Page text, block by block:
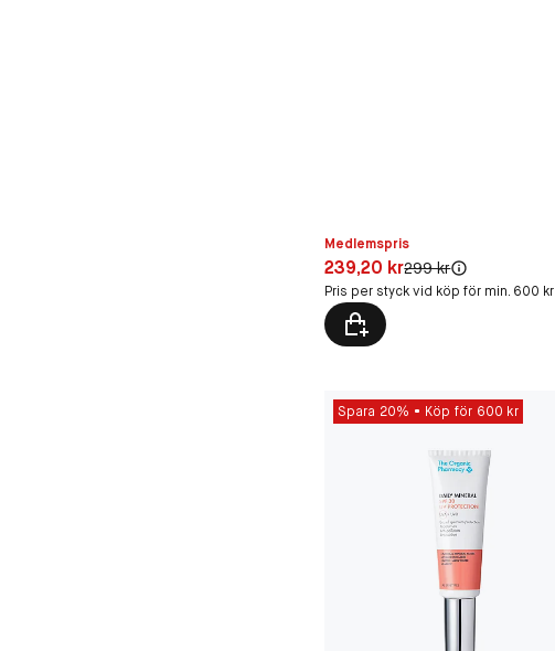
Medlemspris
Pris: 239,20 kr
239,20 krOriginal pris:
299 kr
Pris per styck vid köp för min. 600 kr
Spara 20% Köp för 600 kr